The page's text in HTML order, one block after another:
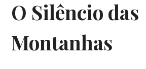
O Silêncio das
Montanhas